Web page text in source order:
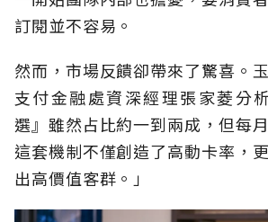
訂閱並不容易。
然而，市場反饋卻帶來了驚喜。
支付金融處資深經理張家菱分
選』雖然占比約一到兩成，但每
這套機制不僅創造了高動卡率，
出高價值客群。」